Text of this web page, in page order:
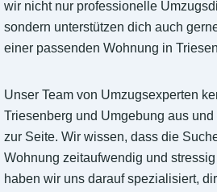
wir nicht nur professionelle
sondern unterstützen dich auch
einer passenden Wohnung in
Unser Team von Umzugsexperten
Triesenberg und Umgebung aus und
zur Seite. Wir wissen, dass die
Wohnung zeitaufwendig und
haben wir uns darauf spezialisiert,